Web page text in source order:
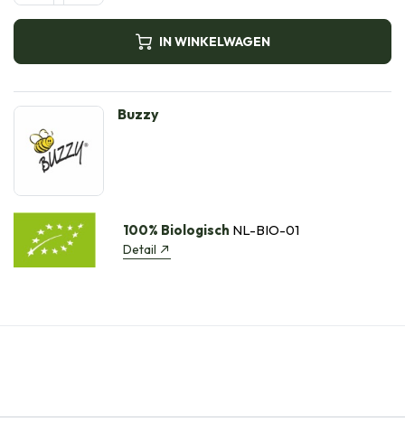
IN WINKELWAGEN
Buzzy
100% Biologisch NL-BIO-01
Detail